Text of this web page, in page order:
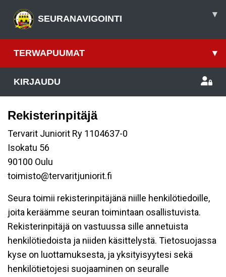
SEURANAVIGOINTI ▾
TERWAPUUMAT ▾
KIRJAUDU
Rekisterinpitäjä
Tervarit Juniorit Ry 1104637-0
Isokatu 56
90100 Oulu
toimisto@tervaritjuniorit.fi
Seura toimii rekisterinpitäjänä niille henkilötiedoille,
joita keräämme seuran toimintaan osallistuvista.
Rekisterinpitäjä on vastuussa sille annetuista
henkilötiedoista ja niiden käsittelystä. Tietosuojassa
kyse on luottamuksesta, ja yksityisyytesi sekä
henkilötietojesi suojaaminen on seuralle